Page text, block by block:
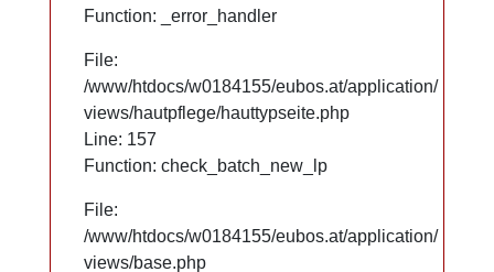
Function: _error_handler
File:
/www/htdocs/w0184155/eubos.at/application/
views/hautpflege/hauttypseite.php
Line: 66
Function: check_batch_new_lp
File:
/www/htdocs/w0184155/eubos.at/application/
views/base.php
Function: _error_handler
File:
/www/htdocs/w0184155/eubos.at/application/
views/hautpflege/hauttypseite.php
Line: 157
Function: check_batch_new_lp
File:
/www/htdocs/w0184155/eubos.at/application/
views/base.php